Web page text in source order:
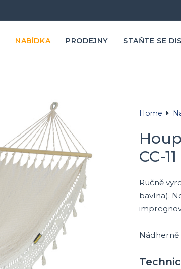
NABÍDKA PRODEJNY STAŇTE SE
Home
CC-11
Ručně
bavlna).
Nádherně